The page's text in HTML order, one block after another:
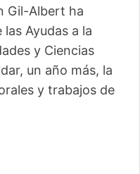
Gil-Albert ha
Ayudas a la
y Ciencias
un año más, la
y trabajos de